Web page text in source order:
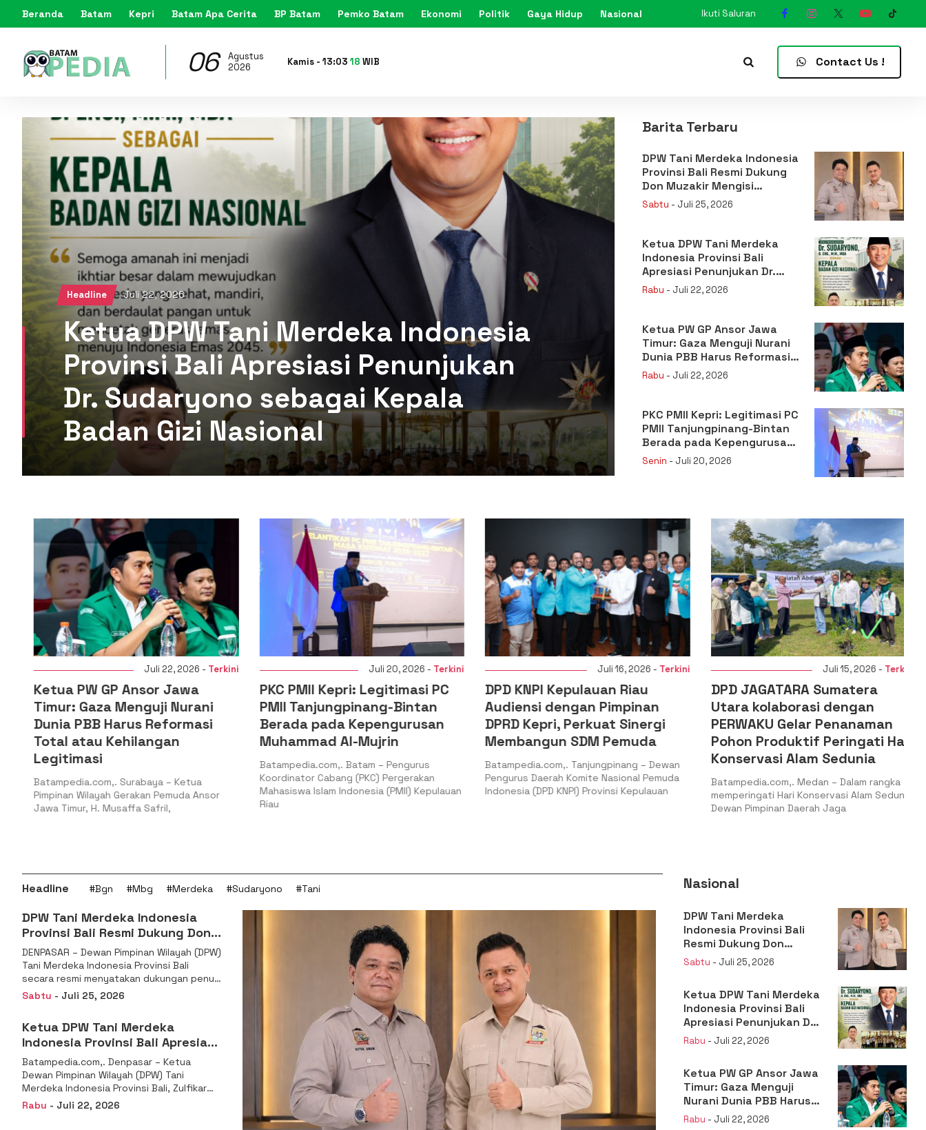
Beranda Batam Kepri Batam Apa Cerita BP Batam Pemko Batam Ekonomi Politik Gaya Hidup Nasional Ikuti Saluran
06
Agustus
2026
Kamis -13:03 20 WIB Contact Us !
Headline Juli 22, 2026
Ketua DPW Tani Merdeka Indonesia
Provinsi Bali Apresiasi Penunjukan
Dr. Sudaryono sebagai Kepala
Badan Gizi Nasional
Barita Terbaru
DPW Tani Merdeka Indonesia
Provinsi Bali Resmi Dukung
Don Muzakir Mengisi
Jabatan Wakil Menteri
Pertanian RI
Sabtu - Juli 25, 2026
Ketua DPW Tani Merdeka
Indonesia Provinsi Bali
Apresiasi Penunjukan Dr.
Sudaryono sebagai Kepala
Badan Gizi Nasional
Rabu - Juli 22, 2026
Ketua PW GP Ansor Jawa
Timur: Gaza Menguji Nurani
Dunia PBB Harus Reformasi
Total atau Kehilangan
Rabu - Juli 22, 2026
PKC PMII Kepri: Legitimasi PC
PMII Tanjungpinang-Bintan
Berada pada Kepengurusan
Muhammad Al-Mujrin
Senin - Juli 20, 2026
Juli 22, 2026 -Terkini
Ketua PW GP Ansor Jawa
Timur: Gaza Menguji Nurani
Dunia PBB Harus Reformasi
Total atau Kehilangan
Legitimasi
Batampedia.com,. Surabaya – Ketua
Pimpinan Wilayah Gerakan Pemuda Ansor
Jawa Timur, H. Musaffa Safril,
Juli 20, 2026 -Terkini
PKC PMII Kepri: Legitimasi PC
PMII Tanjungpinang-Bintan
Berada pada Kepengurusan
Muhammad Al-Mujrin
Batampedia.com,. Batam – Pengurus
Koordinator Cabang (PKC) Pergerakan
Mahasiswa Islam Indonesia (PMII) Kepulauan
Riau
Juli 16, 2026 -Terkini
DPD KNPI Kepulauan Riau
Audiensi dengan Pimpinan
DPRD Kepri, Perkuat Sinergi
Membangun SDM Pemuda
Batampedia.com,. Tanjungpinang – Dewan
Pengurus Daerah Komite Nasional Pemuda
Indonesia (DPD KNPI) Provinsi Kepulauan
Juli 15, 2026 -Terkini
DPD JAGATARA Sumatera
Utara kolaborasi dengan
PERWAKU Gelar Penanaman
Pohon Produktif Peringati Hari
Konservasi Alam Sedunia
Batampedia.com,. Medan – Dalam rangka
memperingati Hari Konservasi Alam Sedunia,
Dewan Pimpinan Daerah Jaga
Headline #Bgn #Mbg #Merdeka #Sudaryono #Tani
DPW Tani Merdeka Indonesia
Provinsi Bali Resmi Dukung Don
Muzakir Mengisi Jabatan Wakil
Menteri Pertanian RI
DENPASAR – Dewan Pimpinan Wilayah (DPW)
Tani Merdeka Indonesia Provinsi Bali
secara resmi menyatakan dukungan penuh
kepada Ketua Umum
Sabtu - Juli 25, 2026
Ketua DPW Tani Merdeka
Indonesia Provinsi Bali Apresiasi
Penunjukan Dr. Sudaryono
sebagai Kepala Badan Gizi
Nasional
Batampedia.com,. Denpasar – Ketua
Dewan Pimpinan Wilayah (DPW) Tani
Merdeka Indonesia Provinsi Bali, Zulfikar
Wijaya, S.E., menyampaikan ucapan
Rabu - Juli 22, 2026
Nasional
DPW Tani Merdeka
Indonesia Provinsi Bali
Resmi Dukung Don
Muzakir Mengisi Jabatan
Wakil Menteri Pertanian
Sabtu - Juli 25, 2026
Ketua DPW Tani Merdeka
Indonesia Provinsi Bali
Apresiasi Penunjukan Dr.
Sudaryono sebagai
Kepala Badan Gizi
Rabu - Juli 22, 2026
Ketua PW GP Ansor Jawa
Timur: Gaza Menguji
Nurani Dunia PBB Harus
Reformasi Total atau
Rabu - Juli 22, 2026